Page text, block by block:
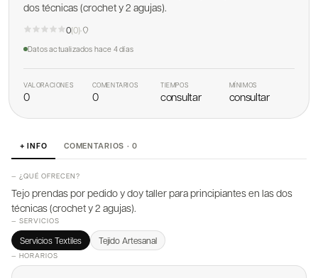
dos técnicas (crochet y 2 agujas).
0(0)·
Datos actualizados hace 4 días
VALORACIONES
0
COMENTARIOS
0
TIEMPOS
consultar
MÍNIMOS
consultar
+ INFO COMENTARIOS · 0
— ¿QUÉ OFRECEN?
Tejo prendas por pedido y doy taller para principiantes en las dos
técnicas (crochet y 2 agujas).
— SERVICIOS
Servicios Textiles Tejido Artesanal
— HORARIOS